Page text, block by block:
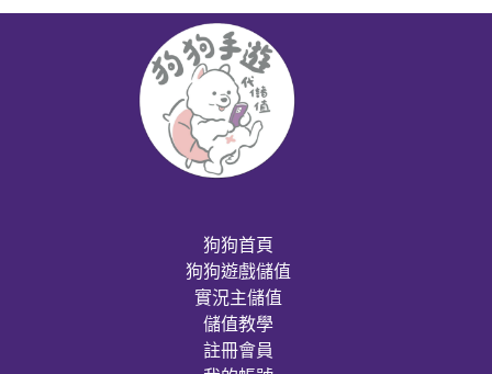
狗狗首頁
狗狗遊戲儲值
實況主儲值
儲值教學
註冊會員